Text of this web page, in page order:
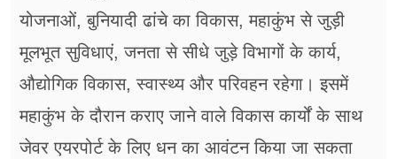
योजनाओं, बुनियादी ढांचे का विकास, महाकुंभ से जुड़ी
मूलभूत सुविधाएं, जनता से सीधे जुड़े विभागों के कार्य,
औद्योगिक विकास, स्वास्थ्य और परिवहन रहेगा। इसमें
महाकुंभ के दौरान कराए जाने वाले विकास कार्यों के साथ
जेवर एयरपोर्ट के लिए धन का आवंटन किया जा सकता